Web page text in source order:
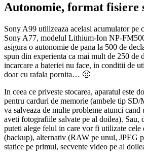
Autonomie, format fisiere
Sony A99 utilizeaza acelasi acumulator pe
Sony A77, modelul Lithium-Ion NP-
asigura o autonomie de pana la 500 de
spun din experienta ca mai mult de 250 de
incarcare a bateriei nu face, in conditii de
doar cu rafala pornita… 🙂
In ceea ce priveste stocarea, aparatul este
pentru carduri de memorie (ambele tip SD/
va salveaza de multe probleme atunci cand
aveti fotografiile salvate pe al doilea). Sau,
puteti alege felul in care vor fi utilizate cele
(backup), alternativ (RAW pe unul, JPEG
statice pe primul, secvente video pe al